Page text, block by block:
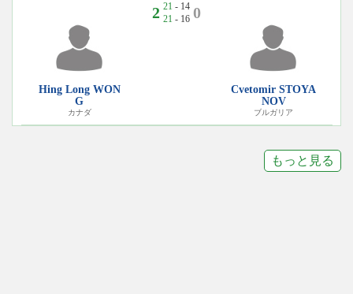
Hing Long WON
G
カナダ
2 21 - 14
21 - 16 0
Cvetomir STOYA
NOV
ブルガリア
もっと見る